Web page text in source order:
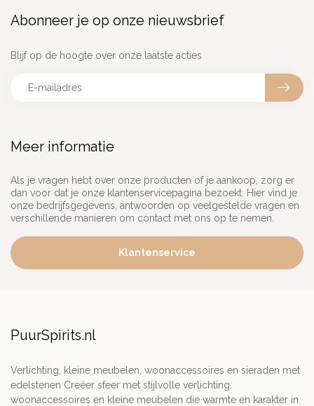
Meer informatie
Als je vragen hebt over onze producten of je aankoop, zorg er
dan voor dat je onze klantenservicepagina bezoekt. Hier vind je
onze bedrijfsgegevens, antwoorden op veelgestelde vragen en
verschillende manieren om contact met ons op te nemen.
Klantenservice
Abonneer je op onze nieuwsbrief
Blijf op de hoogte over onze laatste acties
PuurSpirits.nl
Verlichting, kleine meubelen, woonaccessoires en sieraden met
edelstenen Creëer sfeer met stijlvolle verlichting,
woonaccessoires en kleine meubelen die warmte en karakter in